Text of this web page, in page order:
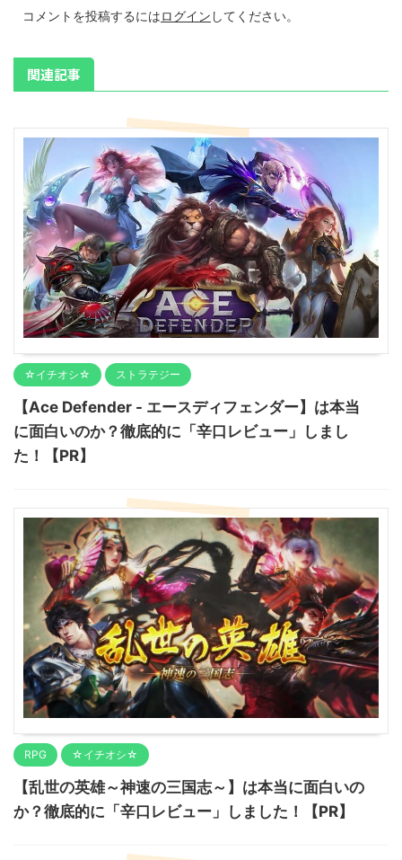
コメントを投稿するにはログイン してください。
関連記事
☆イチオシ☆ ストラテジー
【Ace Defender - エースディフェンダー】は本当
に面白いのか？徹底的に「辛口レビュー」しまし
た！【PR】
RPG ☆イチオシ☆
【乱世の英雄～神速の三国志～】は本当に面白いの
か？徹底的に「辛口レビュー」しました！【PR】